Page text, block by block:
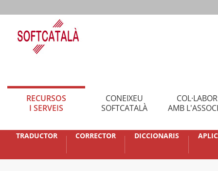
RECURSOS
I SERVEIS
CONEIXEU
SOFTCATALÀ
AMB
TRADUCTOR CORRECTOR DICCIONARIS